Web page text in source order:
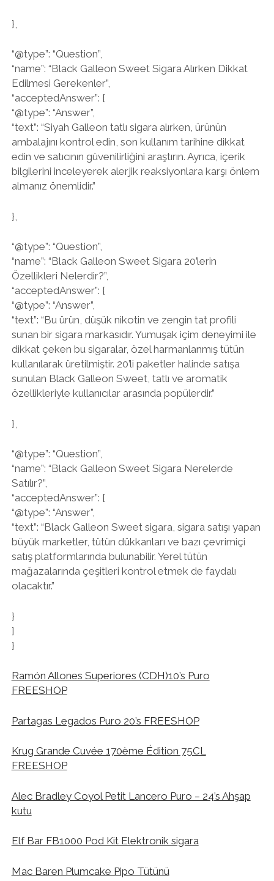
},
“@type”: “Question”,
“name”: “Black Galleon Sweet Sigara Alırken Dikkat
Edilmesi Gerekenler”,
“acceptedAnswer”: {
“@type”: “Answer”,
“text”: “Siyah Galleon tatlı sigara alırken, ürünün
ambalajını kontrol edin, son kullanım tarihine dikkat
edin ve satıcının güvenilirliğini araştırın. Ayrıca, içerik
bilgilerini inceleyerek alerjik reaksiyonlara karşı önlem
almanız önemlidir.”
},
“@type”: “Question”,
“name”: “Black Galleon Sweet Sigara 20’lerin
Özellikleri Nelerdir?”,
“acceptedAnswer”: {
“@type”: “Answer”,
“text”: “Bu ürün, düşük nikotin ve zengin tat profili
sunan bir sigara markasıdır. Yumuşak içim deneyimi ile
dikkat çeken bu sigaralar, özel harmanlanmış tütün
kullanılarak üretilmiştir. 20’li paketler halinde satışa
sunulan Black Galleon Sweet, tatlı ve aromatik
özellikleriyle kullanıcılar arasında popülerdir.”
},
“@type”: “Question”,
“name”: “Black Galleon Sweet Sigara Nerelerde
Satılır?”,
“acceptedAnswer”: {
“@type”: “Answer”,
“text”: “Black Galleon Sweet sigara, sigara satışı yapan
büyük marketler, tütün dükkanları ve bazı çevrimiçi
satış platformlarında bulunabilir. Yerel tütün
mağazalarında çeşitleri kontrol etmek de faydalı
olacaktır.”
}
]
}
Ramón Allones Superiores (CDH)10’s Puro
FREESHOP
Partagas Legados Puro 20’s FREESHOP
Krug Grande Cuvée 170ème Édition 75CL
FREESHOP
Alec Bradley Coyol Petit Lancero Puro – 24’s Ahşap
kutu
Elf Bar FB1000 Pod Kit Elektronik sigara
Mac Baren Plumcake Pipo Tütünü